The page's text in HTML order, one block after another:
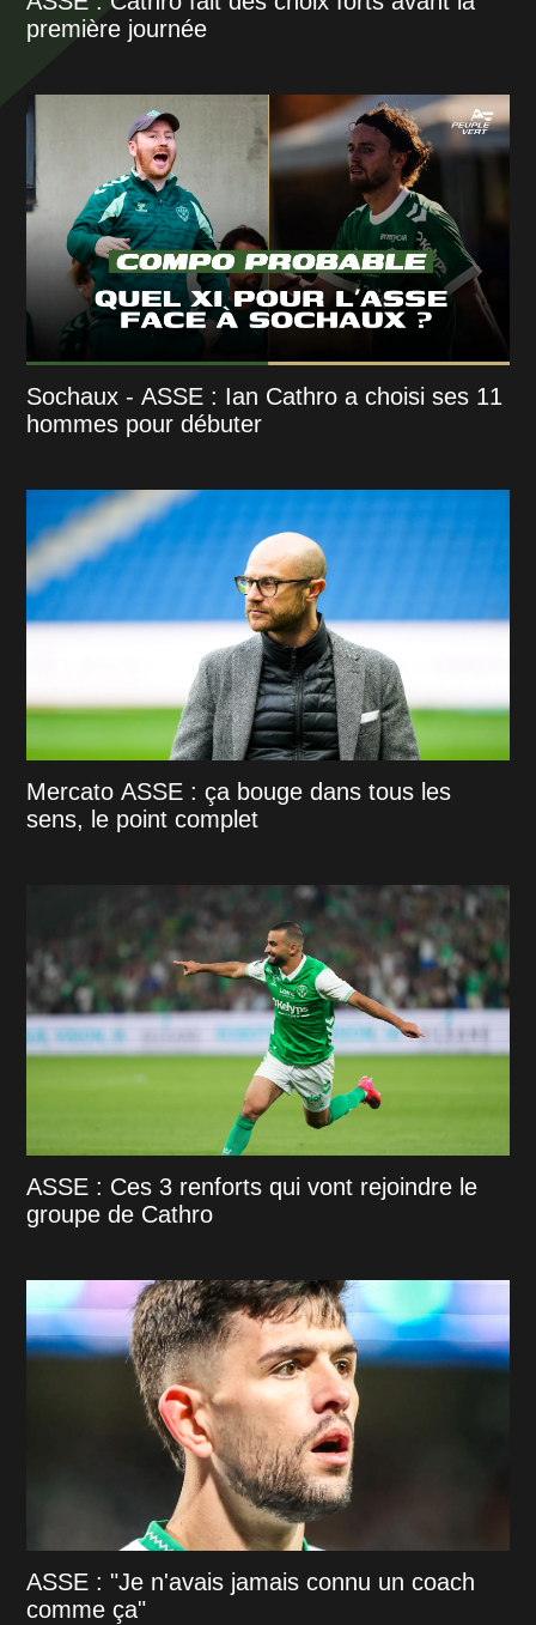
première journée
Sochaux - ASSE : Ian Cathro a choisi ses 11
hommes pour débuter
Mercato ASSE : ça bouge dans tous les
sens, le point complet
ASSE : Ces 3 renforts qui vont rejoindre le
groupe de Cathro
ASSE : "Je n'avais jamais connu un coach
comme ça"